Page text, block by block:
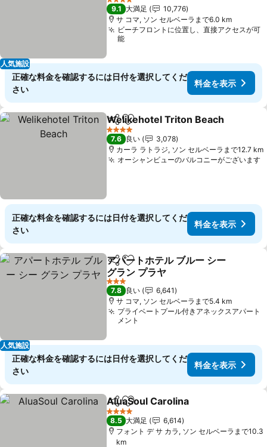
人気施設
4 ホテルのランク
9.1 大満足
10,776
サ コマ, ソン セルベーラまで6.0 km
ビーチフロントに位置し、直接アクセスが可
能
正確な料金を確認するには日付を選択してくだ
さい
料金を表示
シェアお気に入りに追加
Welikehotel Triton Beach
4 ホテルのランク
7.6 良い
3,078
カーラ ラトラジ, ソン セルベーラまで12.7 km
オーシャンビューのバルコニーがございます
正確な料金を確認するには日付を選択してくだ
さい
料金を表示
人気施設
シェアお気に入りに追加
アパートホテル ブルー シー
グラン プラヤ
3 ホテルのランク
7.8 良い
6,641
サ コマ, ソン セルベーラまで5.4 km
プライベートプール付きアネックスアパート
メント
正確な料金を確認するには日付を選択してくだ
さい
料金を表示
シェアお気に入りに追加
AluaSoul Carolina
4 ホテルのランク
8.5 大満足
6,614
フォント デ サ カラ, ソン セルベーラまで10.3
km